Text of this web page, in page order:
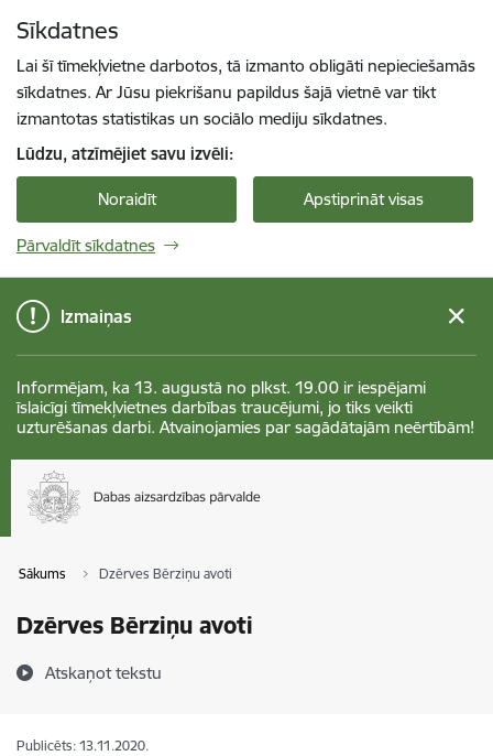
Sīkdatnes
Lai šī tīmekļvietne darbotos, tā izmanto obligāti nepieciešamās
sīkdatnes. Ar Jūsu piekrišanu papildus šajā vietnē var tikt
izmantotas statistikas un sociālo mediju sīkdatnes.
Lūdzu, atzīmējiet savu izvēli:
Noraidīt Apstiprināt visas
Pārvaldīt sīkdatnes
Izmaiņas
Informējam, ka 13. augustā no plkst. 19.00 ir iespējami
īslaicīgi tīmekļvietnes darbības traucējumi, jo tiks veikti
uzturēšanas darbi. Atvainojamies par sagādātajām neērtībām!
Sākums Dzērves Bērziņu avoti
Dzērves Bērziņu avoti
Atskaņot tekstu
Publicēts: 13.11.2020.